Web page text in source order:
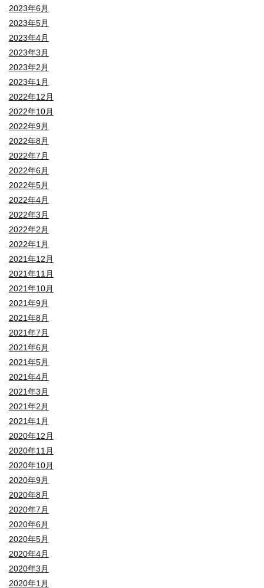
2023年6月
2023年5月
2023年4月
2023年3月
2023年2月
2023年1月
2022年12月
2022年10月
2022年9月
2022年8月
2022年7月
2022年6月
2022年5月
2022年4月
2022年3月
2022年2月
2022年1月
2021年12月
2021年11月
2021年10月
2021年9月
2021年8月
2021年7月
2021年6月
2021年5月
2021年4月
2021年3月
2021年2月
2021年1月
2020年12月
2020年11月
2020年10月
2020年9月
2020年8月
2020年7月
2020年6月
2020年5月
2020年4月
2020年3月
2020年1月